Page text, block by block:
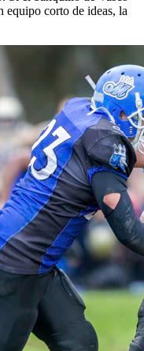
equipo corto de ideas, la